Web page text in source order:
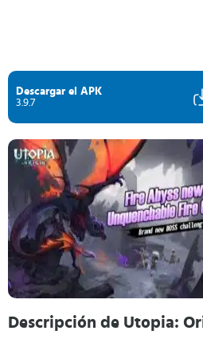
Descargar el APK
3.9.7
Descripción de Utopia: